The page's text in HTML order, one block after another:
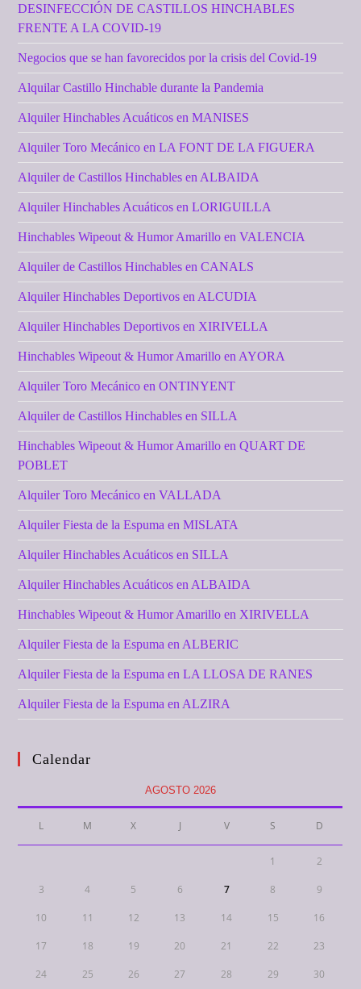
DESINFECCIÓN DE CASTILLOS HINCHABLES
FRENTE A LA COVID-19
Negocios que se han favorecidos por la crisis del Covid-19
Alquilar Castillo Hinchable durante la Pandemia
Alquiler Hinchables Acuáticos en MANISES
Alquiler Toro Mecánico en LA FONT DE LA FIGUERA
Alquiler de Castillos Hinchables en ALBAIDA
Alquiler Hinchables Acuáticos en LORIGUILLA
Hinchables Wipeout & Humor Amarillo en VALENCIA
Alquiler de Castillos Hinchables en CANALS
Alquiler Hinchables Deportivos en ALCUDIA
Alquiler Hinchables Deportivos en XIRIVELLA
Hinchables Wipeout & Humor Amarillo en AYORA
Alquiler Toro Mecánico en ONTINYENT
Alquiler de Castillos Hinchables en SILLA
Hinchables Wipeout & Humor Amarillo en QUART DE
POBLET
Alquiler Toro Mecánico en VALLADA
Alquiler Fiesta de la Espuma en MISLATA
Alquiler Hinchables Acuáticos en SILLA
Alquiler Hinchables Acuáticos en ALBAIDA
Hinchables Wipeout & Humor Amarillo en XIRIVELLA
Alquiler Fiesta de la Espuma en ALBERIC
Alquiler Fiesta de la Espuma en LA LLOSA DE RANES
Alquiler Fiesta de la Espuma en ALZIRA
Calendar
AGOSTO 2026
L M X J V S D
1 2
3 4 5 6 7 8 9
10 11 12 13 14 15 16
17 18 19 20 21 22 23
24 25 26 27 28 29 30